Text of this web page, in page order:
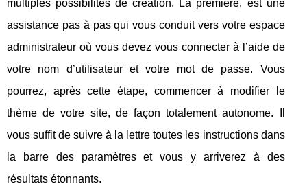
multiples possibilités de création. La première, est une
assistance pas à pas qui vous conduit vers votre espace
administrateur où vous devez vous connecter à l’aide de
votre nom d’utilisateur et votre mot de passe. Vous
pourrez, après cette étape, commencer à modifier le
thème de votre site, de façon totalement autonome. Il
vous suffit de suivre à la lettre toutes les instructions dans
la barre des paramètres et vous y arriverez à des
résultats étonnants.